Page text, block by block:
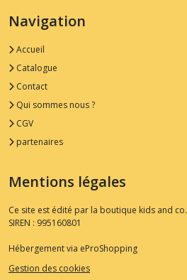
Navigation
Accueil
Catalogue
Contact
Qui sommes nous ?
CGV
partenaires
Mentions légales
Ce site est édité par la boutique kids and co.
SIREN : 995160801
Hébergement via eProShopping
Gestion des cookies